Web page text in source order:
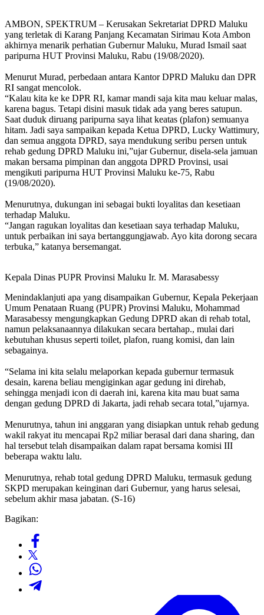
AMBON, SPEKTRUM – Kerusakan Sekretariat DPRD Maluku
yang terletak di Karang Panjang Kecamatan Sirimau Kota Ambon
akhirnya menarik perhatian Gubernur Maluku, Murad Ismail saat
paripurna HUT Provinsi Maluku, Rabu (19/08/2020).
Menurut Murad, perbedaan antara Kantor DPRD Maluku dan DPR
RI sangat mencolok.
“Kalau kita ke ke DPR RI, kamar mandi saja kita mau keluar malas,
karena bagus. Tetapi disini masuk tidak ada yang beres satupun.
Saat duduk diruang paripurna saya lihat keatas (plafon) semuanya
hitam. Jadi saya sampaikan kepada Ketua DPRD, Lucky Wattimury,
dan semua anggota DPRD, saya mendukung seribu persen untuk
rehab gedung DPRD Maluku ini,”ujar Gubernur, disela-sela jamuan
makan bersama pimpinan dan anggota DPRD Provinsi, usai
mengikuti paripurna HUT Provinsi Maluku ke-75, Rabu
(19/08/2020).
Menurutnya, dukungan ini sebagai bukti loyalitas dan kesetiaan
terhadap Maluku.
“Jangan ragukan loyalitas dan kesetiaan saya terhadap Maluku,
untuk perbaikan ini saya bertanggungjawab. Ayo kita dorong secara
terbuka,” katanya bersemangat.
Kepala Dinas PUPR Provinsi Maluku Ir. M. Marasabessy
Menindaklanjuti apa yang disampaikan Gubernur, Kepala Pekerjaan
Umum Penataan Ruang (PUPR) Provinsi Maluku, Mohammad
Marasabessy mengungkapkan Gedung DPRD akan di rehab total,
namun pelaksanaannya dilakukan secara bertahap., mulai dari
kebutuhan khusus seperti toilet, plafon, ruang komisi, dan lain
sebagainya.
“Selama ini kita selalu melaporkan kepada gubernur termasuk
desain, karena beliau mengiginkan agar gedung ini direhab,
sehingga menjadi icon di daerah ini, karena kita mau buat sama
dengan gedung DPRD di Jakarta, jadi rehab secara total,”ujarnya.
Menurutnya, tahun ini anggaran yang disiapkan untuk rehab gedung
wakil rakyat itu mencapai Rp2 miliar berasal dari dana sharing, dan
hal tersebut telah disampaikan dalam rapat bersama komisi III
beberapa waktu lalu.
Menurutnya, rehab total gedung DPRD Maluku, termasuk gedung
SKPD merupakan keinginan dari Gubernur, yang harus selesai,
sebelum akhir masa jabatan. (S-16)
Bagikan: